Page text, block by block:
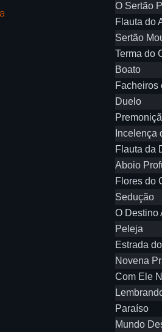
O Sertão
Flauta do
Sertão
Terma do
Boato
Facheiros
Duelo
Incelença
Flauta da
Aboio
Flores do
Sedução
O Destino
Peleja
Estrada
Novena
Com Ele
Paraíso
Mundo